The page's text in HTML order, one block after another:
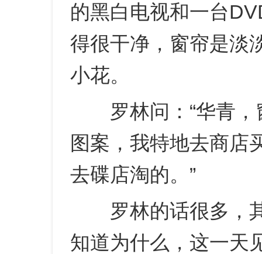
的黑白电视和一台
得很干净，窗帘是淡
小花。
罗林问：“华青，
图案，我特地去商店
去碟店淘的。”
罗林的话很多，其
知道为什么，这一天